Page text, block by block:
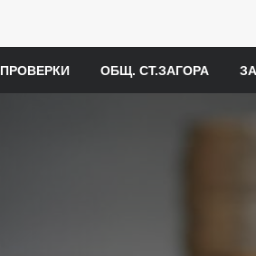
ПРОВЕРКИ ОБЩ. СТ.ЗАГОРА